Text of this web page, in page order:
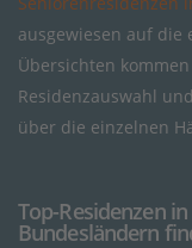
ausgewiesen auf die
Übersichten
Residenzauswahl
über die einzelnen
Top-Residenzen
Bundesländern